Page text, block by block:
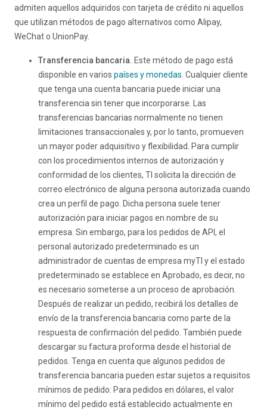
admiten aquellos adquiridos con tarjeta de crédito ni aquellos
que utilizan métodos de pago alternativos como Alipay,
WeChat o UnionPay.
Transferencia bancaria. Este método de pago está
disponible en varios países y monedas. Cualquier cliente
que tenga una cuenta bancaria puede iniciar una
transferencia sin tener que incorporarse. Las
transferencias bancarias normalmente no tienen
limitaciones transaccionales y, por lo tanto, promueven
un mayor poder adquisitivo y flexibilidad. Para cumplir
con los procedimientos internos de autorización y
conformidad de los clientes, TI solicita la dirección de
correo electrónico de alguna persona autorizada cuando
crea un perfil de pago. Dicha persona suele tener
autorización para iniciar pagos en nombre de su
empresa. Sin embargo, para los pedidos de API, el
personal autorizado predeterminado es un
administrador de cuentas de empresa myTI y el estado
predeterminado se establece en Aprobado, es decir, no
es necesario someterse a un proceso de aprobación.
Después de realizar un pedido, recibirá los detalles de
envío de la transferencia bancaria como parte de la
respuesta de confirmación del pedido. También puede
descargar su factura proforma desde el historial de
pedidos. Tenga en cuenta que algunos pedidos de
transferencia bancaria pueden estar sujetos a requisitos
mínimos de pedido: Para pedidos en dólares, el valor
mínimo del pedido está establecido actualmente en